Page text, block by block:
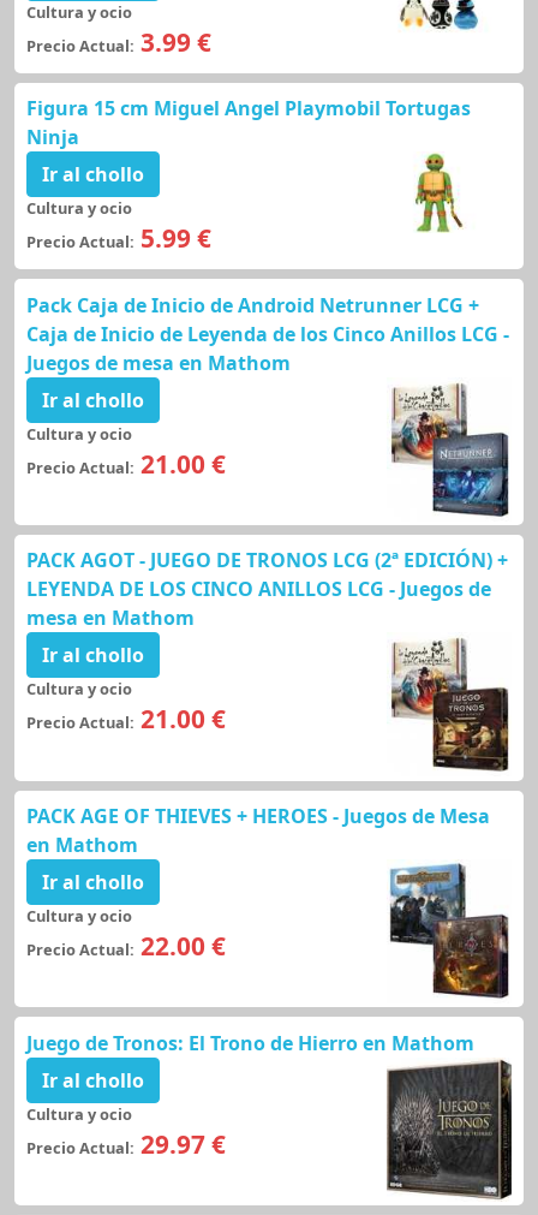
Cultura y ocio
Precio Actual: 3.99 €
Figura 15 cm Miguel Angel Playmobil Tortugas
Ninja
Ir al chollo
Cultura y ocio
Precio Actual: 5.99 €
Pack Caja de Inicio de Android Netrunner LCG +
Caja de Inicio de Leyenda de los Cinco Anillos LCG -
Juegos de mesa en Mathom
Ir al chollo
Cultura y ocio
Precio Actual: 21.00 €
PACK AGOT - JUEGO DE TRONOS LCG (2ª EDICIÓN) +
LEYENDA DE LOS CINCO ANILLOS LCG - Juegos de
mesa en Mathom
Ir al chollo
Cultura y ocio
Precio Actual: 21.00 €
PACK AGE OF THIEVES + HEROES - Juegos de Mesa
en Mathom
Ir al chollo
Cultura y ocio
Precio Actual: 22.00 €
Juego de Tronos: El Trono de Hierro en Mathom
Ir al chollo
Cultura y ocio
Precio Actual: 29.97 €